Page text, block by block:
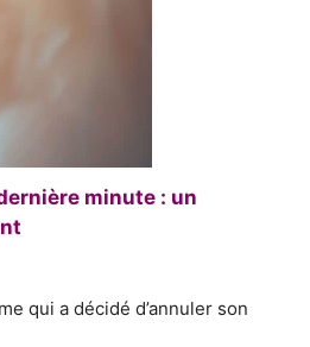
minute : un
qui a décidé d’annuler son